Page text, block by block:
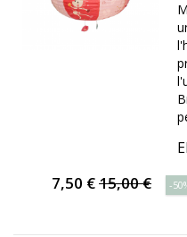
7,50 €15,00 € -